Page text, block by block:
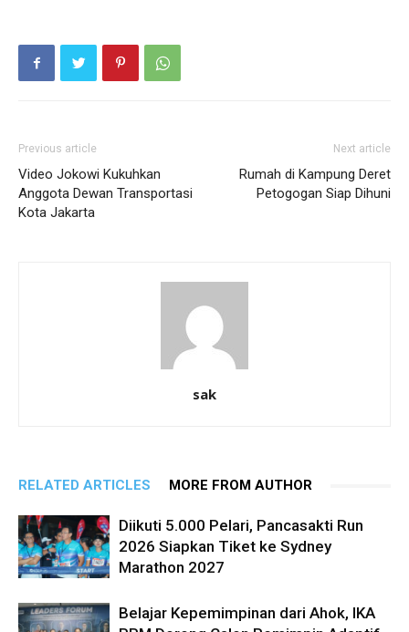
Previous article
Video Jokowi Kukuhkan
Anggota Dewan Transportasi
Kota Jakarta
Next article
Rumah di Kampung Deret
Petogogan Siap Dihuni
sak
RELATED ARTICLES MORE FROM AUTHOR
Diikuti 5.000 Pelari, Pancasakti Run
2026 Siapkan Tiket ke Sydney
Marathon 2027
Belajar Kepemimpinan dari Ahok, IKA